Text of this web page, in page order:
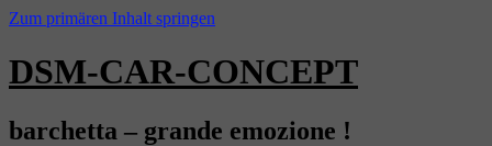
Zum primären Inhalt springen
DSM-CAR-CONCEPT
barchetta – grande emozione !